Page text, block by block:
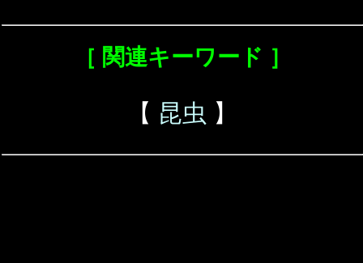
［ 関連キーワード ］
【 昆虫 】